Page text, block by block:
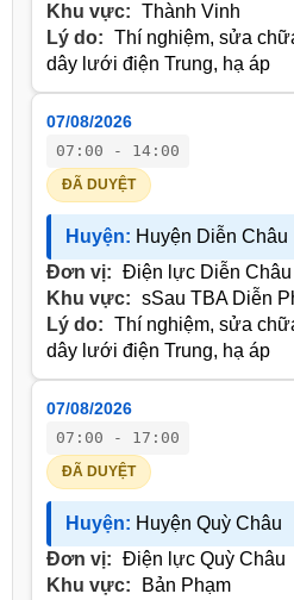
Khu vực: Thành Vinh
Lý do: Thí nghiệm, sửa
dây lưới điện Trung, hạ áp
07/08/2026
07:00 - 14:00
ĐÃ DUYỆT
Huyện: Huyện Diễn Châu
Đơn vị: Điện lực Diễn Châu
Khu vực: sSau TBA Diễn
Lý do: Thí nghiệm, sửa
dây lưới điện Trung, hạ áp
07/08/2026
07:00 - 17:00
ĐÃ DUYỆT
Huyện: Huyện Quỳ Châu
Đơn vị: Điện lực Quỳ Châu
Khu vực:
Bản Phạm